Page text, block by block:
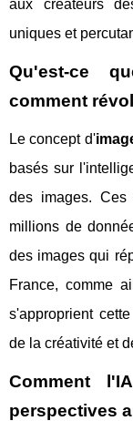
aux créateurs
uniques et
Qu'est-ce
comment
Le concept d'
basés sur
des images. Ces
millions de
des images qui
France, comme
s'approprient
de la créativité et
Comment
perspectives